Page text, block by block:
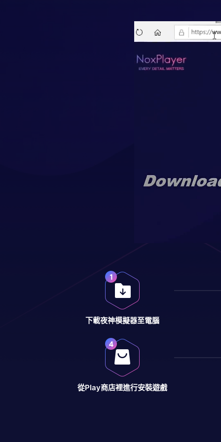
下載夜神模擬器至電腦
從Play商店裡進行安裝遊戲